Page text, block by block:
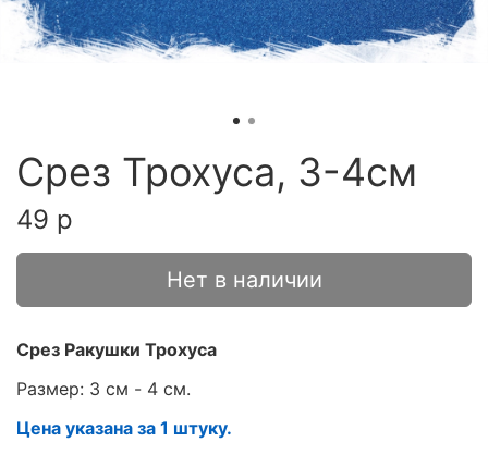
Срез Трохуса, 3-4см
49 р
Нет в наличии
Срез Ракушки Трохуса
Размер: 3 см - 4 см.
Цена указана за 1 штуку.